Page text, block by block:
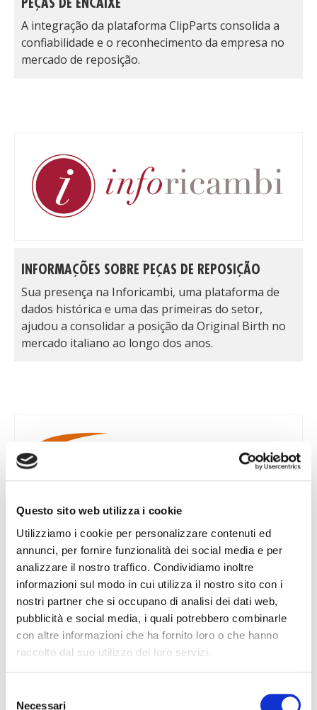
Questo sito web utilizza i cookie
Utilizziamo i cookie per personalizzare contenuti ed
annunci, per fornire funzionalità dei social media e per
analizzare il nostro traffico. Condividiamo inoltre
informazioni sul modo in cui utilizza il nostro sito con i
nostri partner che si occupano di analisi dei dati web,
pubblicità e social media, i quali potrebbero combinarle
con altre informazioni che ha fornito loro o che hanno
raccolto dal suo utilizzo dei loro servizi.
Necessari
A integração da plataforma ClipParts consolida a
confiabilidade e o reconhecimento da empresa no
mercado de reposição.
INFORMAÇÕES SOBRE PEÇAS DE REPOSIÇÃO
Sua presença na Inforicambi, uma plataforma de
dados histórica e uma das primeiras do setor,
ajudou a consolidar a posição da Original Birth no
mercado italiano ao longo dos anos.
CROMEDA
A colaboração com a Kromeda torna toda a nossa
gama visível na Analisys, compartilhando as últimas
notícias e informações técnicas em comparação
com as dos principais concorrentes.